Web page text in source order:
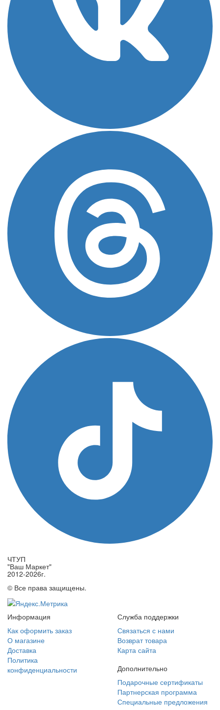
ЧТУП
"Ваш Маркет"
2012-2026г.
© Все права защищены.
Информация
Как оформить заказ
О магазине
Доставка
Политика
конфиденциальности
Служба поддержки
Связаться с нами
Возврат товара
Карта сайта
Дополнительно
Подарочные сертификаты
Партнерская программа
Специальные предложения